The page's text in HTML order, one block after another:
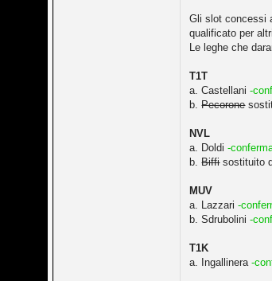
Gli slot concessi
qualificato per
Le leghe che
T1T
a. Castellani-
b.Pecorone
NVL
a. Doldi-
b.Biffisostituito
MUV
a. Lazzari-
b. Sdrubolini-
T1K
a. Ingallinera-